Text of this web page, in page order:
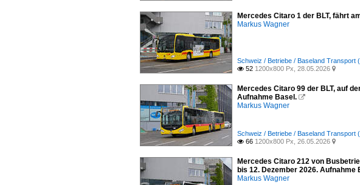
Mercedes Citaro 1 der BLT, fährt
Markus Wagner
Schweiz / Betriebe / Baseland Transport
 52 1200x800 Px, 28.05.2026 
Mercedes Citaro 99 der BLT, auf
Aufnahme Basel. 
Markus Wagner
Schweiz / Betriebe / Baseland Transport
 66 1200x800 Px, 26.05.2026 
Mercedes Citaro 212 von
bis 12. Dezember 2026. Aufnahme
Markus Wagner